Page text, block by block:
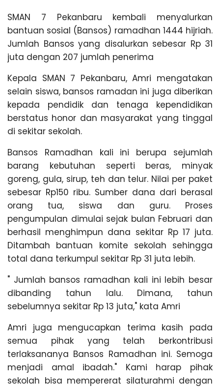
B
A
R
U
SMAN 7 Pekanbaru kembali menyalurkan
bantuan sosial (Bansos) ramadhan 1444 hijriah.
Jumlah Bansos yang disalurkan sebesar Rp 31
juta dengan 207 jumlah penerima
Kepala SMAN 7 Pekanbaru, Amri mengatakan
selain siswa, bansos ramadan ini juga diberikan
kepada pendidik dan tenaga kependidikan
berstatus honor dan masyarakat yang tinggal
di sekitar sekolah.
Bansos Ramadhan kali ini berupa sejumlah
barang kebutuhan seperti beras, minyak
goreng, gula, sirup, teh dan telur. Nilai per paket
sebesar Rp150 ribu. Sumber dana dari berasal
orang tua, siswa dan guru. Proses
pengumpulan dimulai sejak bulan Februari dan
berhasil menghimpun dana sekitar Rp 17 juta.
Ditambah bantuan komite sekolah sehingga
total dana terkumpul sekitar Rp 31 juta lebih.
" Jumlah bansos ramadhan kali ini lebih besar
dibanding tahun lalu. Dimana, tahun
sebelumnya sekitar Rp 13 juta," kata Amri
Amri juga mengucapkan terima kasih pada
semua pihak yang telah berkontribusi
terlaksananya Bansos Ramadhan ini. Semoga
menjadi amal ibadah." Kami harap pihak
sekolah bisa mempererat silaturahmi dengan